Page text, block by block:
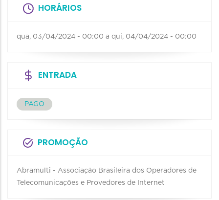
HORÁRIOS
qua, 03/04/2024 - 00:00 a qui, 04/04/2024 - 00:00
ENTRADA
PAGO
PROMOÇÃO
Abramulti - Associação Brasileira dos Operadores de
Telecomunicações e Provedores de Internet